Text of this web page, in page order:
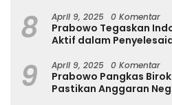
8 April 9, 2025 0 Komentar
Prabowo Tegaskan
Aktif dalam
9 April 9, 2025 0 Komentar
Prabowo Pangkas
Pastikan Anggaran